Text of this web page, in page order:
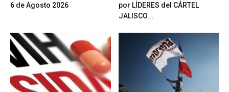
6 de Agosto 2026
por LÍDERES del CÁRTEL
JALISCO...